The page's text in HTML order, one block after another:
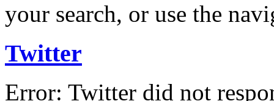
your search, or use the
Twitter
Error: Twitter did not